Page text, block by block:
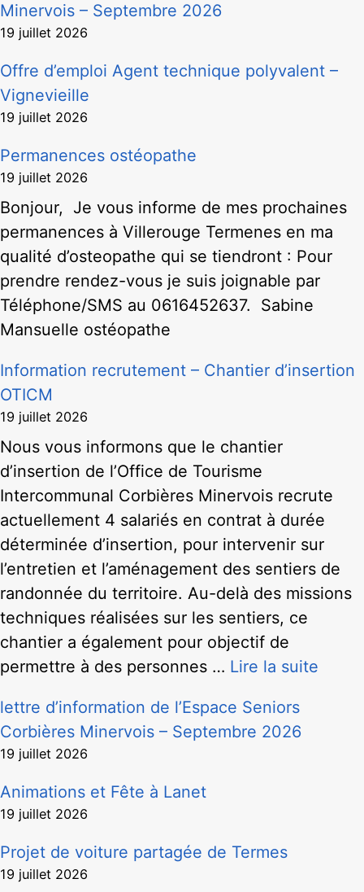
Minervois – Septembre 2026
19 juillet 2026
Offre d’emploi Agent technique polyvalent –
Vignevieille
19 juillet 2026
Permanences ostéopathe
19 juillet 2026
Bonjour, Je vous informe de mes prochaines
permanences à Villerouge Termenes en ma
qualité d’osteopathe qui se tiendront : Pour
prendre rendez-vous je suis joignable par
Téléphone/SMS au 0616452637. Sabine
Mansuelle ostéopathe
Information recrutement – Chantier d’insertion
OTICM
19 juillet 2026
Nous vous informons que le chantier
d’insertion de l’Office de Tourisme
Intercommunal Corbières Minervois recrute
actuellement 4 salariés en contrat à durée
déterminée d’insertion, pour intervenir sur
l’entretien et l’aménagement des sentiers de
randonnée du territoire. Au-delà des missions
techniques réalisées sur les sentiers, ce
chantier a également pour objectif de
permettre à des personnes … Lire la suite
lettre d’information de l’Espace Seniors
Corbières Minervois – Septembre 2026
19 juillet 2026
Animations et Fête à Lanet
19 juillet 2026
Projet de voiture partagée de Termes
19 juillet 2026